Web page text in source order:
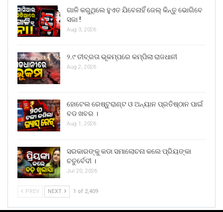
ଗାଳି କରୁଥିଲେ ହୁଏତ ଯିବେନାହିଁ ଜେଲ୍ କିନ୍ତୁ ଭୋଗିବେ
ସଜା !
Aug 3, 2026
୨.୯ ତୀବ୍ରତା ଭୂକମ୍ପରେ କମ୍ପିଲା ରାଜଧାନୀ
Aug 2, 2026
ହୋଟେଲ ରେଷ୍ଟୁରାଣ୍ଟ ଓ ଅନ୍ୟାନ ପ୍ରତିଷ୍ଠାନ ପାଇଁ
ବଡ ଖବର ।
Aug 1, 2026
ସରକାରଙ୍କୁ କଡା ସମାଲୋଚନା କଲେ ପ୍ରିୟଙ୍କା
ଚତୁର୍ବେଦୀ ।
Jul 20, 2026
PREV NEXT 1 of 2,409